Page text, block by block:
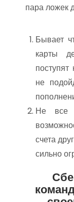
пара ложек
Бывает
карты
не
Не все
счета
сильно